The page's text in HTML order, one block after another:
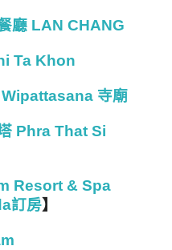
廳 LAN CHANG
Ta Khon
寺廟
Phra That Si
Resort & Spa
訂房】